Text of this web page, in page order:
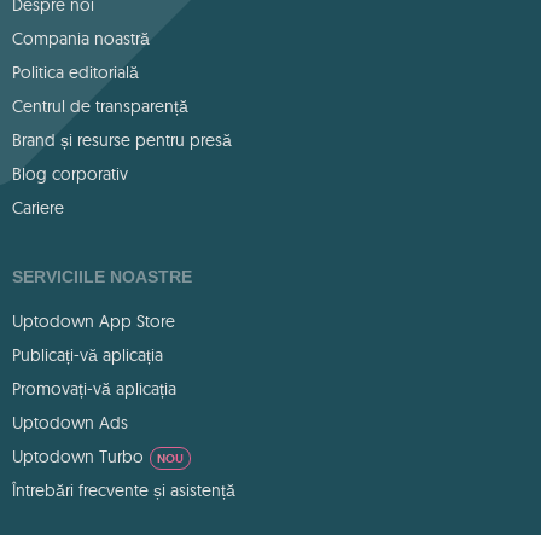
Despre noi
Compania noastră
Politica editorială
Centrul de transparență
Brand și resurse pentru presă
Blog corporativ
Cariere
SERVICIILE NOASTRE
Uptodown App Store
Publicați-vă aplicația
Promovați-vă aplicația
Uptodown Ads
Uptodown Turbo
NOU
Întrebări frecvente și asistență